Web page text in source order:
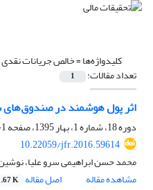
کلیدواژه‌ها =خالص جریانات نقدی
تعداد مقالات: 1
اثر پول هوشمند در
دوره 18، شماره 1، بهار 1395، صفحه
1-22
10.22059/jfr.2016.59614
محمد حسن ابراهیمی سرو علیا،
مشاهده مقاله
اصل مقاله K